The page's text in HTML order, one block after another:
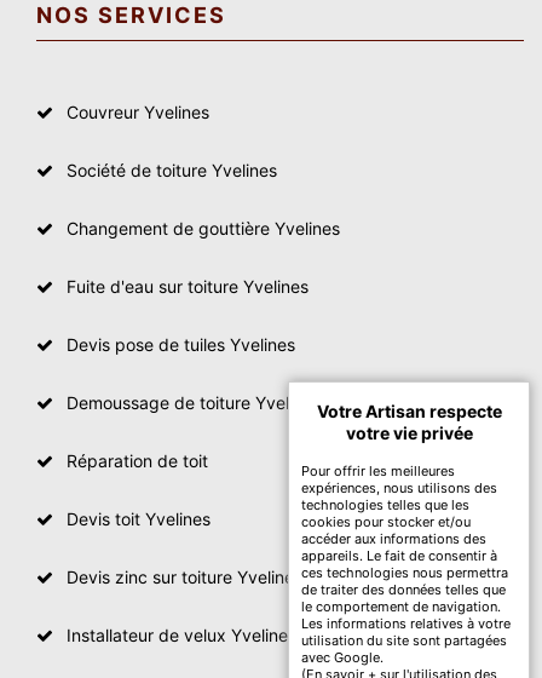
NOS SERVICES
Couvreur Yvelines
Société de toiture Yvelines
Changement de gouttière Yvelines
Fuite d'eau sur toiture Yvelines
Devis pose de tuiles Yvelines
Demoussage de toiture Yvelines
Réparation de toit
Devis toit Yvelines
Devis zinc sur toiture Yvelines
Installateur de velux Yvelines
Votre Artisan respecte
votre vie privée
Pour offrir les meilleures
expériences, nous utilisons des
technologies telles que les
cookies pour stocker et/ou
accéder aux informations des
appareils. Le fait de consentir à
ces technologies nous permettra
de traiter des données telles que
le comportement de navigation.
Les informations relatives à votre
utilisation du site sont partagées
avec Google.
(En savoir + sur l'utilisation des